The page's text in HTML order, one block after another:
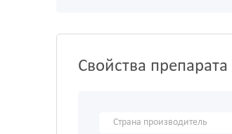
Свойства препарата
Страна производитель